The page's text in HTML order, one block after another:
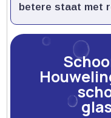
betere staat met